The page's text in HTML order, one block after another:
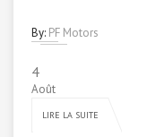
By: PF Motors
4
Août
LIRE LA SUITE